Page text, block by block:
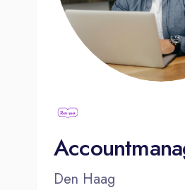
Den Haag